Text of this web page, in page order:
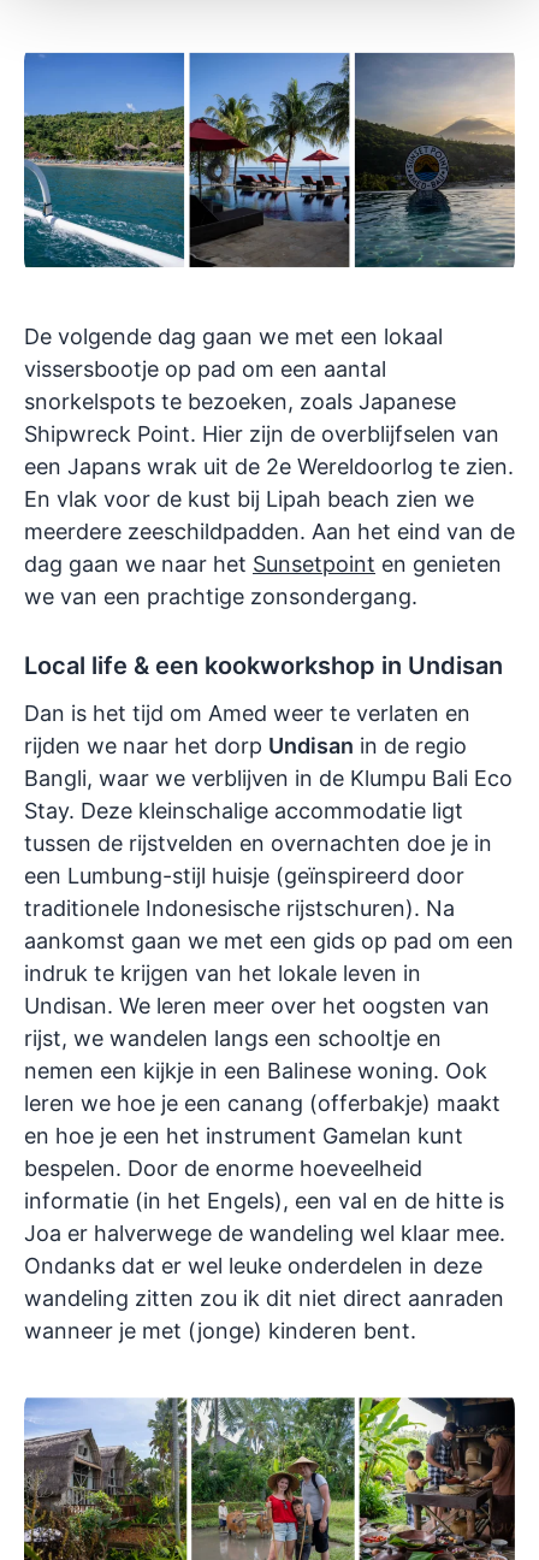
De volgende dag gaan we met een lokaal
vissersbootje op pad om een aantal
snorkelspots te bezoeken, zoals Japanese
Shipwreck Point. Hier zijn de overblijfselen van
een Japans wrak uit de 2e Wereldoorlog te zien.
En vlak voor de kust bij Lipah beach zien we
meerdere zeeschildpadden. Aan het eind van de
dag gaan we naar het Sunsetpoint en genieten
we van een prachtige zonsondergang.
Local life & een kookworkshop in Undisan
Dan is het tijd om Amed weer te verlaten en
rijden we naar het dorp Undisan in de regio
Bangli, waar we verblijven in de Klumpu Bali Eco
Stay. Deze kleinschalige accommodatie ligt
tussen de rijstvelden en overnachten doe je in
een Lumbung-stijl huisje (geïnspireerd door
traditionele Indonesische rijstschuren). Na
aankomst gaan we met een gids op pad om een
indruk te krijgen van het lokale leven in
Undisan. We leren meer over het oogsten van
rijst, we wandelen langs een schooltje en
nemen een kijkje in een Balinese woning. Ook
leren we hoe je een canang (offerbakje) maakt
en hoe je een het instrument Gamelan kunt
bespelen. Door de enorme hoeveelheid
informatie (in het Engels), een val en de hitte is
Joa er halverwege de wandeling wel klaar mee.
Ondanks dat er wel leuke onderdelen in deze
wandeling zitten zou ik dit niet direct aanraden
wanneer je met (jonge) kinderen bent.